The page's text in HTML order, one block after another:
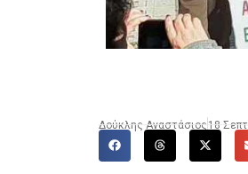
Δούκλης Αναστάσιος 18